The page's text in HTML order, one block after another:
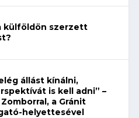
külföldön szerzett
állást kínálni,
is kell adni” –
a Gránit
helyettesével